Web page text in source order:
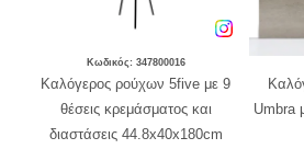
Κωδικός: 347800016
Καλόγερος ρούχων 5five με 9
θέσεις κρεμάσματος και
διαστάσεις 44.8x40x180cm
Umbra